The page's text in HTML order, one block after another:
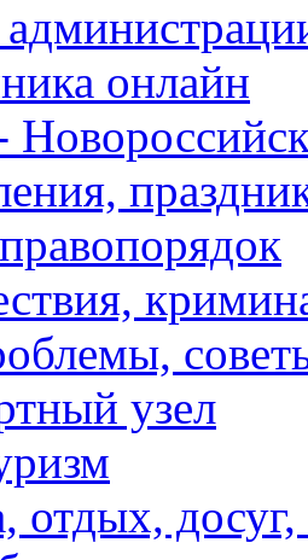
онлайн
узел
отдых,